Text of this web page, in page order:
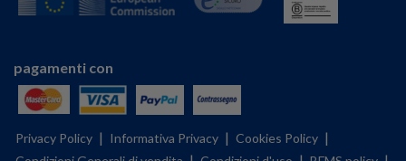
pagamenti con
Privacy Policy | Informativa Privacy | Cookies Policy |